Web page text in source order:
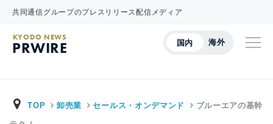
共同通信グループのプレスリリース配信メディア
国内 海外
KYODO NEWS
PRWIRE
TOP 卸売業 セールス・オンデマンド ブルーエアの基幹